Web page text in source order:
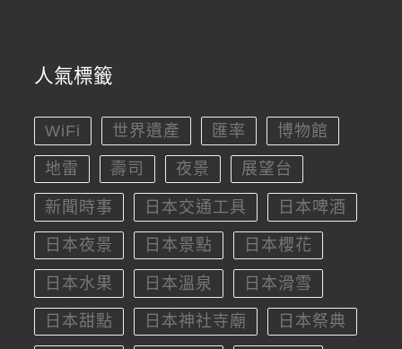
人氣標籤
WiFi 世界遺產 匯率 博物館
地雷 壽司 夜景 展望台
新聞時事 日本交通工具 日本啤酒
日本夜景 日本景點 日本櫻花
日本水果 日本溫泉 日本滑雪
日本甜點 日本神社寺廟 日本祭典